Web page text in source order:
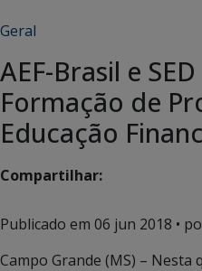
Geral
AEF-Brasil e
Formação de
Educação
Compartilhar:
Publicado em 06 jun 2018 •
Campo Grande (MS) – Nesta